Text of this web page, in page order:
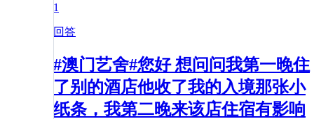
1
回答
#澳门艺舍#您好 想问问我第一晚住
了别的酒店他收了我的入境那张小
纸条，我第二晚来该店住宿有影响